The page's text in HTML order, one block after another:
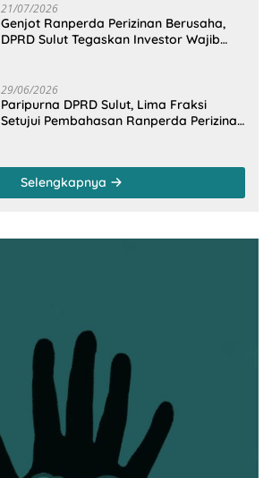
21/07/2026
Genjot Ranperda Perizinan Berusaha,
DPRD Sulut Tegaskan Investor Wajib
29/06/2026
Paripurna DPRD Sulut, Lima Fraksi
Setujui Pembahasan Ranperda Perizinan
Selengkapnya